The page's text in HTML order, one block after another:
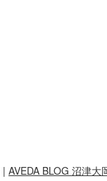
| AVEDA BLOG 沼津大